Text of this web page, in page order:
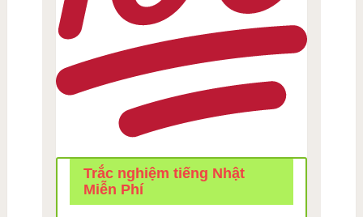
Trắc nghiệm tiếng Nhật
Miễn Phí